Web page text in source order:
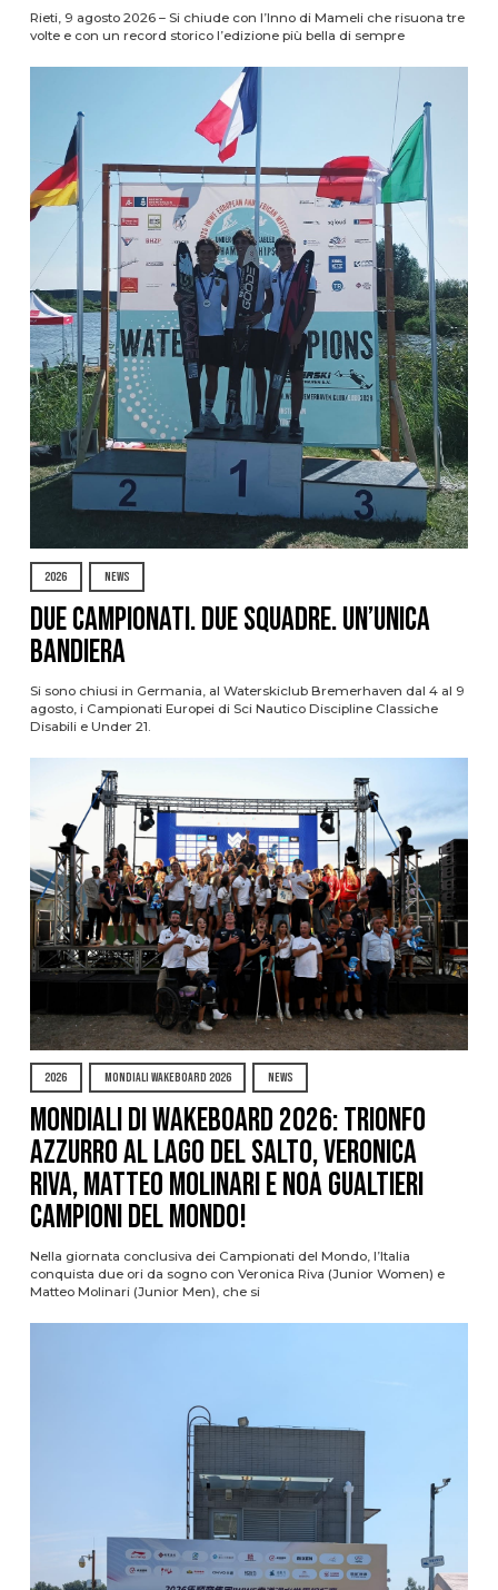
Rieti, 9 agosto 2026 – Si chiude con l’Inno di Mameli che risuona tre
volte e con un record storico l’edizione più bella di sempre
2026 NEWS
Due Campionati. Due Squadre. Un’Unica
Bandiera
Si sono chiusi in Germania, al Waterskiclub Bremerhaven dal 4 al 9
agosto, i Campionati Europei di Sci Nautico Discipline Classiche
Disabili e Under 21.
2026 MONDIALI WAKEBOARD 2026 NEWS
Mondiali di Wakeboard 2026: trionfo
azzurro al Lago del Salto, Veronica
Riva, Matteo Molinari e Noa Gualtieri
campioni del mondo!
Nella giornata conclusiva dei Campionati del Mondo, l’Italia
conquista due ori da sogno con Veronica Riva (Junior Women) e
Matteo Molinari (Junior Men), che si